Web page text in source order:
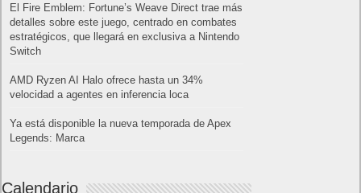
El Fire Emblem: Fortune’s Weave Direct trae más
detalles sobre este juego, centrado en combates
estratégicos, que llegará en exclusiva a Nintendo
Switch
AMD Ryzen AI Halo ofrece hasta un 34%
velocidad a agentes en inferencia loca
Ya está disponible la nueva temporada de Apex
Legends: Marca
Calendario